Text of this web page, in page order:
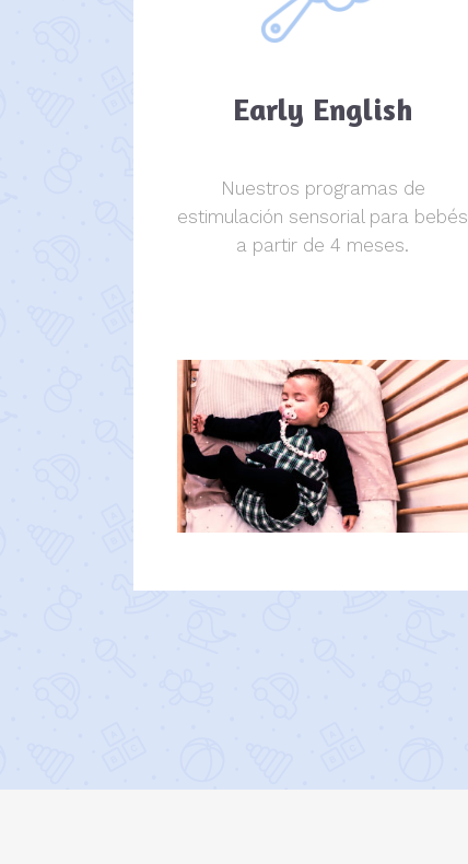
Early English
Nuestros programas de
estimulación sensorial para bebés
a partir de 4 meses.